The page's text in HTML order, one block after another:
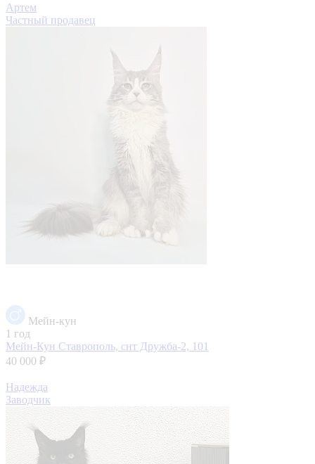
Артем
Частный продавец
Мейн-кун
1 год
Мейн-Кун Ставрополь, снт Дружба-2, 101
40 000 ₽
Надежда
Заводчик